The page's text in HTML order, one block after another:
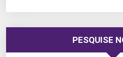
PESQUISE